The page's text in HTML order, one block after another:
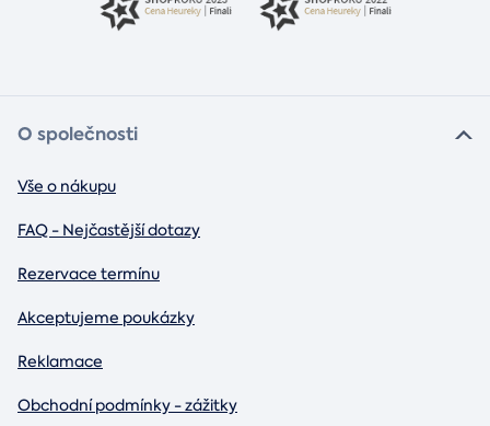
O společnosti
Vše o nákupu
FAQ - Nejčastější dotazy
Rezervace termínu
Akceptujeme poukázky
Reklamace
Obchodní podmínky - zážitky